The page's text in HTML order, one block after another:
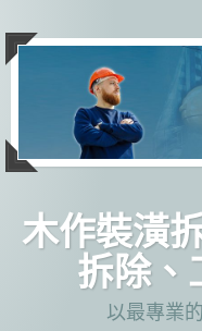
主
木作裝潢
拆除、
以最專業